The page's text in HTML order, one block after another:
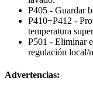
P405 - Guardar
P410+P412 -
temperatura
P501 - Eliminar
regulación local/
Advertencias: